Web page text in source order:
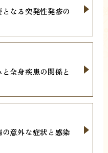
なる突発性発疹の
全身疾患の関係と
意外な症状と感染